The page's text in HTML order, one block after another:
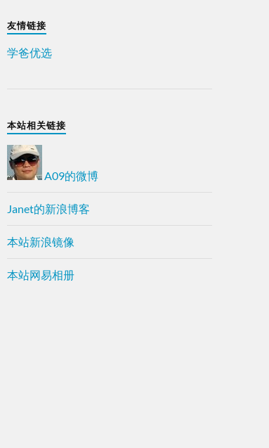
友情链接
学爸优选
本站相关链接
A09的微博
Janet的新浪博客
本站新浪镜像
本站网易相册